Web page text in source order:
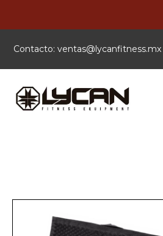
Contacto: xm.ssentifnacyl@satnev